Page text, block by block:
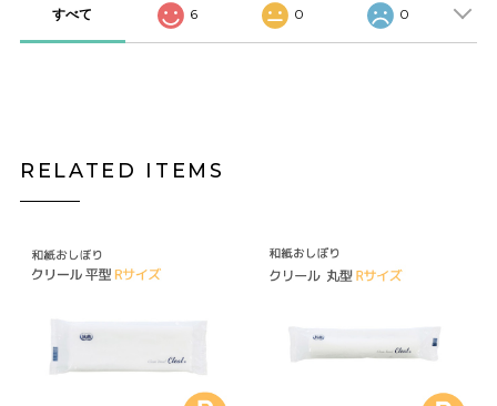
すべて 6 0 0
RELATED ITEMS